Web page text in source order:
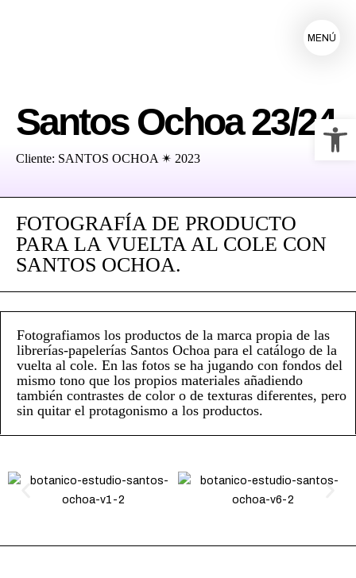
MENÚ
Santos Ochoa 23/24
Cliente: SANTOS OCHOA ✴ 2023
FOTOGRAFÍA DE PRODUCTO
PARA LA VUELTA AL COLE CON
SANTOS OCHOA.
Fotografiamos los productos de la marca propia de las
librerías-papelerías Santos Ochoa para el catálogo de la
vuelta al cole. En las fotos se ha jugando con fondos del
mismo tono que los propios materiales añadiendo
también contrastes de color o de texturas diferentes, pero
sin quitar el protagonismo a los productos.